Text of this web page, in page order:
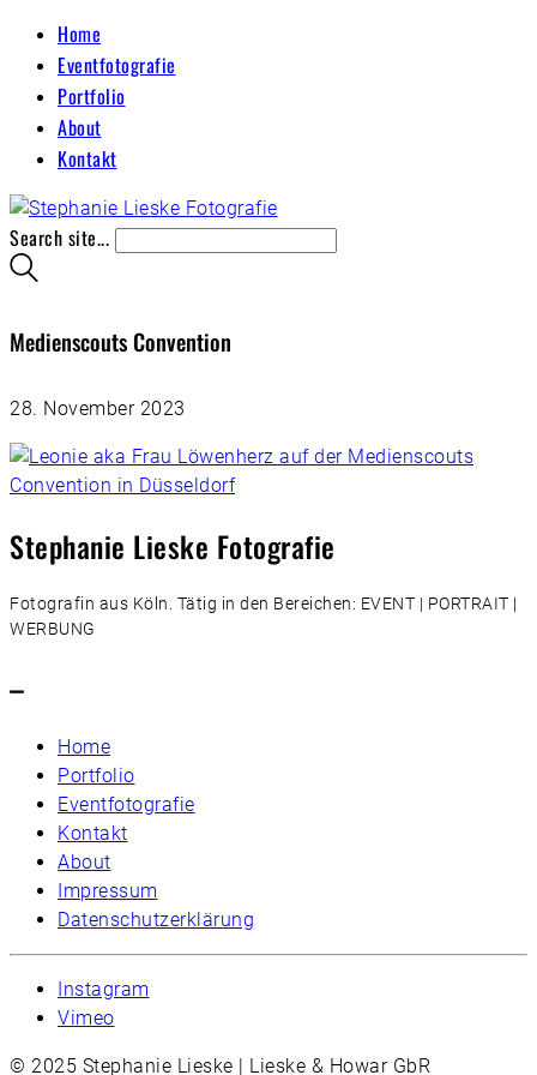
Home
Eventfotografie
Portfolio
About
Kontakt
Search site...
Medienscouts Convention
28. November 2023
Stephanie Lieske Fotografie
Fotografin aus Köln. Tätig in den Bereichen: EVENT | PORTRAIT |
WERBUNG
–
Home
Portfolio
Eventfotografie
Kontakt
About
Impressum
Datenschutzerklärung
Instagram
Vimeo
© 2025 Stephanie Lieske | Lieske & Howar GbR